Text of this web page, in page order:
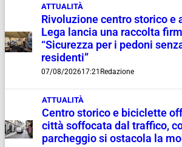
ATTUALITÀ
Rivoluzione centro storico e
Lega lancia una raccolta
“Sicurezza per i pedoni
residenti”
07/08/202617:21 Redazione
ATTUALITÀ
Centro storico e biciclette
città soffocata dal traffico,
parcheggio si ostacola la